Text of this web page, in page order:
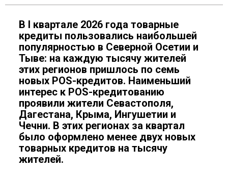
В I квартале 2026 года товарные
кредиты пользовались наибольшей
популярностью в Северной Осетии и
Тыве: на каждую тысячу жителей
этих регионов пришлось по семь
новых POS-кредитов. Наименьший
интерес к POS-кредитованию
проявили жители Севастополя,
Дагестана, Крыма, Ингушетии и
Чечни. В этих регионах за квартал
было оформлено менее двух новых
товарных кредитов на тысячу
жителей.